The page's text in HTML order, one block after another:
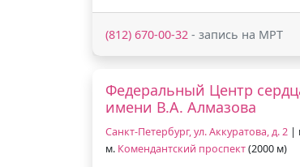
(812) 670-00-32 - запись на МРТ
Федеральный Центр
имени В.А. Алмазова
Санкт-Петербург, ул. Аккуратова, д. 2 |
м. Комендантский проспект(2000 м)